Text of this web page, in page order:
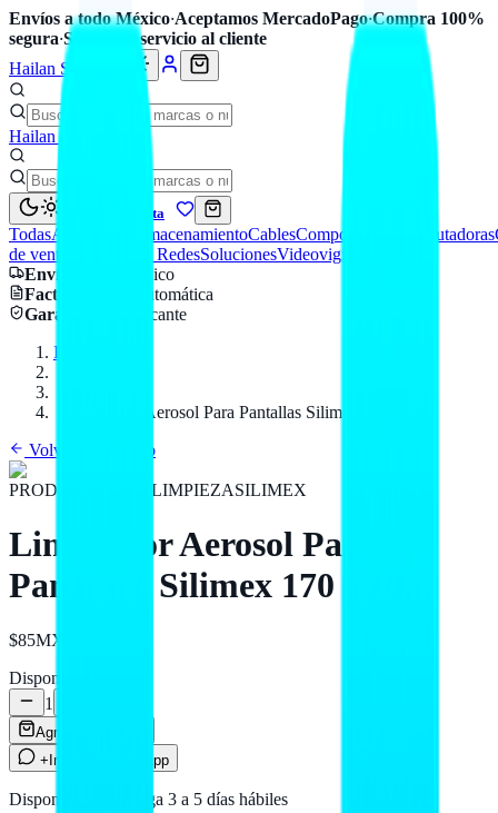
Envíos a todo México·Aceptamos MercadoPago·Compra 100%
segura·Soporte y servicio al cliente
Hailan Store
Hailan Store
Mi cuenta
TodasAccesorios AlmacenamientoCablesComponentes Computadoras
de venta
Seguridad y RedesSolucionesVideovigilancia
Envío
a todo México
Factura CFDI
automática
Garantía
de fabricante
Inicio
Limpiador Aerosol Para Pantallas Silimex 170 ML
Volver al catálogo
PRODUCTOS DE LIMPIEZASILIMEX
Limpiador Aerosol Para
Pantallas Silimex 170 ML
$85MXN
Disponible
1
Agregar al carrito
+Info por WhatsApp
Disponible — entrega 3 a 5 días hábiles